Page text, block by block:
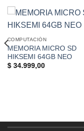
COMPUTACIÓN
MEMORIA MICRO SD
HIKSEMI 64GB NEO
$34.999,00